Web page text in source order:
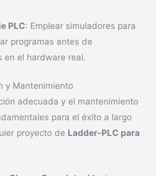
PLC: Emplear simuladores para
programas antes de
en el hardware real.
y Mantenimiento
adecuada y el mantenimiento
para el éxito a largo
proyecto de Ladder-PLC para